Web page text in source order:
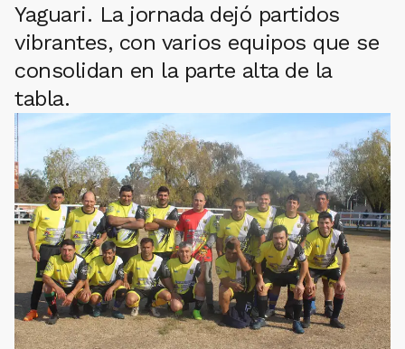
Yaguari. La jornada dejó partidos
vibrantes, con varios equipos que se
consolidan en la parte alta de la
tabla.